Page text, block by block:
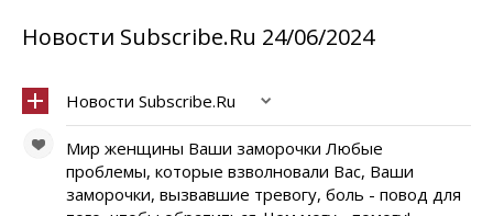
Новости Subscribe.Ru 24/06/2024
Новости Subscribe.Ru
Мир женщины Ваши заморочки Любые
проблемы, которые взволновали Вас, Ваши
заморочки, вызвавшие тревогу, боль - повод для